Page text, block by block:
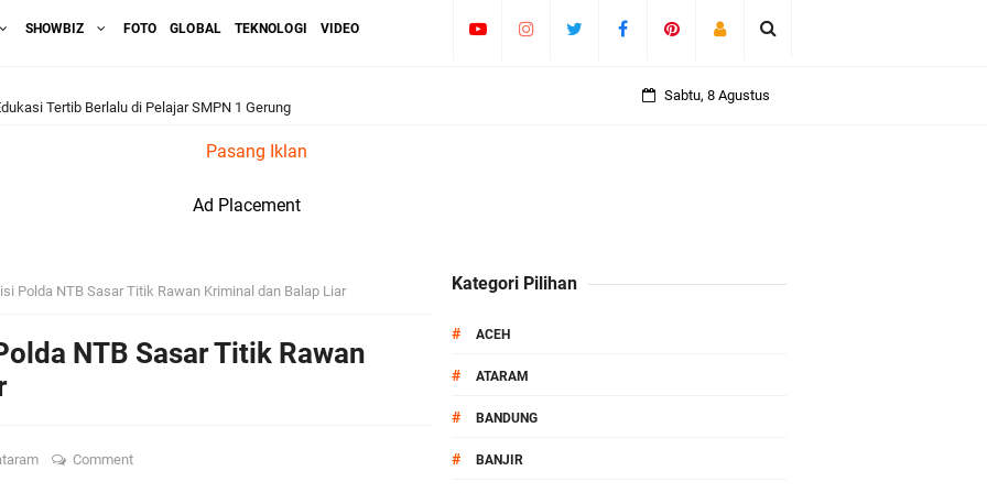
SHOWBIZ FOTO GLOBAL TEKNOLOGI VIDEO
Lelede Sampaikan Pesan Kamtibmas
Lombok Tengah Gelar Apel Pembukaan PORSENAP
Predikat 'A' Layanan Prima Tingkat Polres Jajaran
Sabtu, 8 Agustus
Pasang Iklan
Ad Placement
Polda NTB Sasar Titik Rawan Kriminal dan Balap Liar
NTB Sasar Titik Rawan
Comment
Kategori Pilihan
# ACEH
# ATARAM
# BANDUNG
# BANJIR